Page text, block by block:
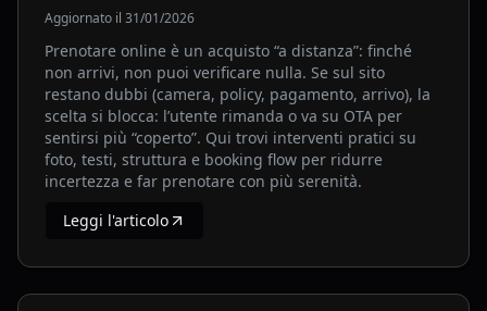
Aggiornato il 31/01/2026
Prenotare online è un acquisto “a distanza”: finché
non arrivi, non puoi verificare nulla. Se sul sito
restano dubbi (camera, policy, pagamento, arrivo), la
scelta si blocca: l’utente rimanda o va su OTA per
sentirsi più “coperto”. Qui trovi interventi pratici su
foto, testi, struttura e booking flow per ridurre
incertezza e far prenotare con più serenità.
Leggi l'articolo